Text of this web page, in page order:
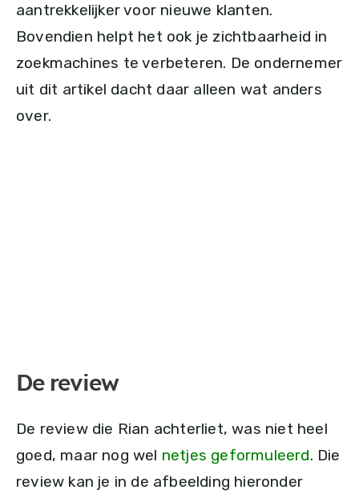
aantrekkelijker voor nieuwe klanten.
Bovendien helpt het ook je zichtbaarheid in
zoekmachines te verbeteren. De ondernemer
uit dit artikel dacht daar alleen wat anders
over.
De review
De review die Rian achterliet, was niet heel
goed, maar nog wel netjes geformuleerd. Die
review kan je in de afbeelding hieronder